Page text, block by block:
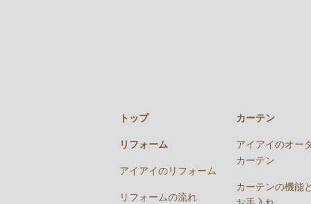
トップ
リフォーム
アイアイのリフォーム
リフォームの流れ
カーテン
アイアイのオー
カーテン
カーテンの機能